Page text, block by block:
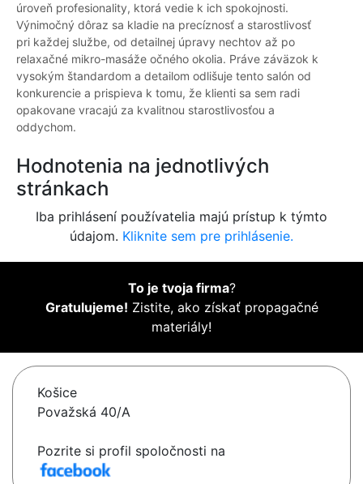
úroveň profesionality, ktorá vedie k ich spokojnosti.
Výnimočný dôraz sa kladie na precíznosť a starostlivosť
pri každej službe, od detailnej úpravy nechtov až po
relaxačné mikro-masáže očného okolia. Práve záväzok k
vysokým štandardom a detailom odlišuje tento salón od
konkurencie a prispieva k tomu, že klienti sa sem radi
opakovane vracajú za kvalitnou starostlivosťou a
oddychom.
Hodnotenia na jednotlivých
stránkach
Iba prihlásení používatelia majú prístup k týmto
údajom. Kliknite sem pre prihlásenie.
To je tvoja firma?
Gratulujeme! Zistite, ako získať propagačné
materiály!
Košice
Považská 40/A
Pozrite si profil spoločnosti na